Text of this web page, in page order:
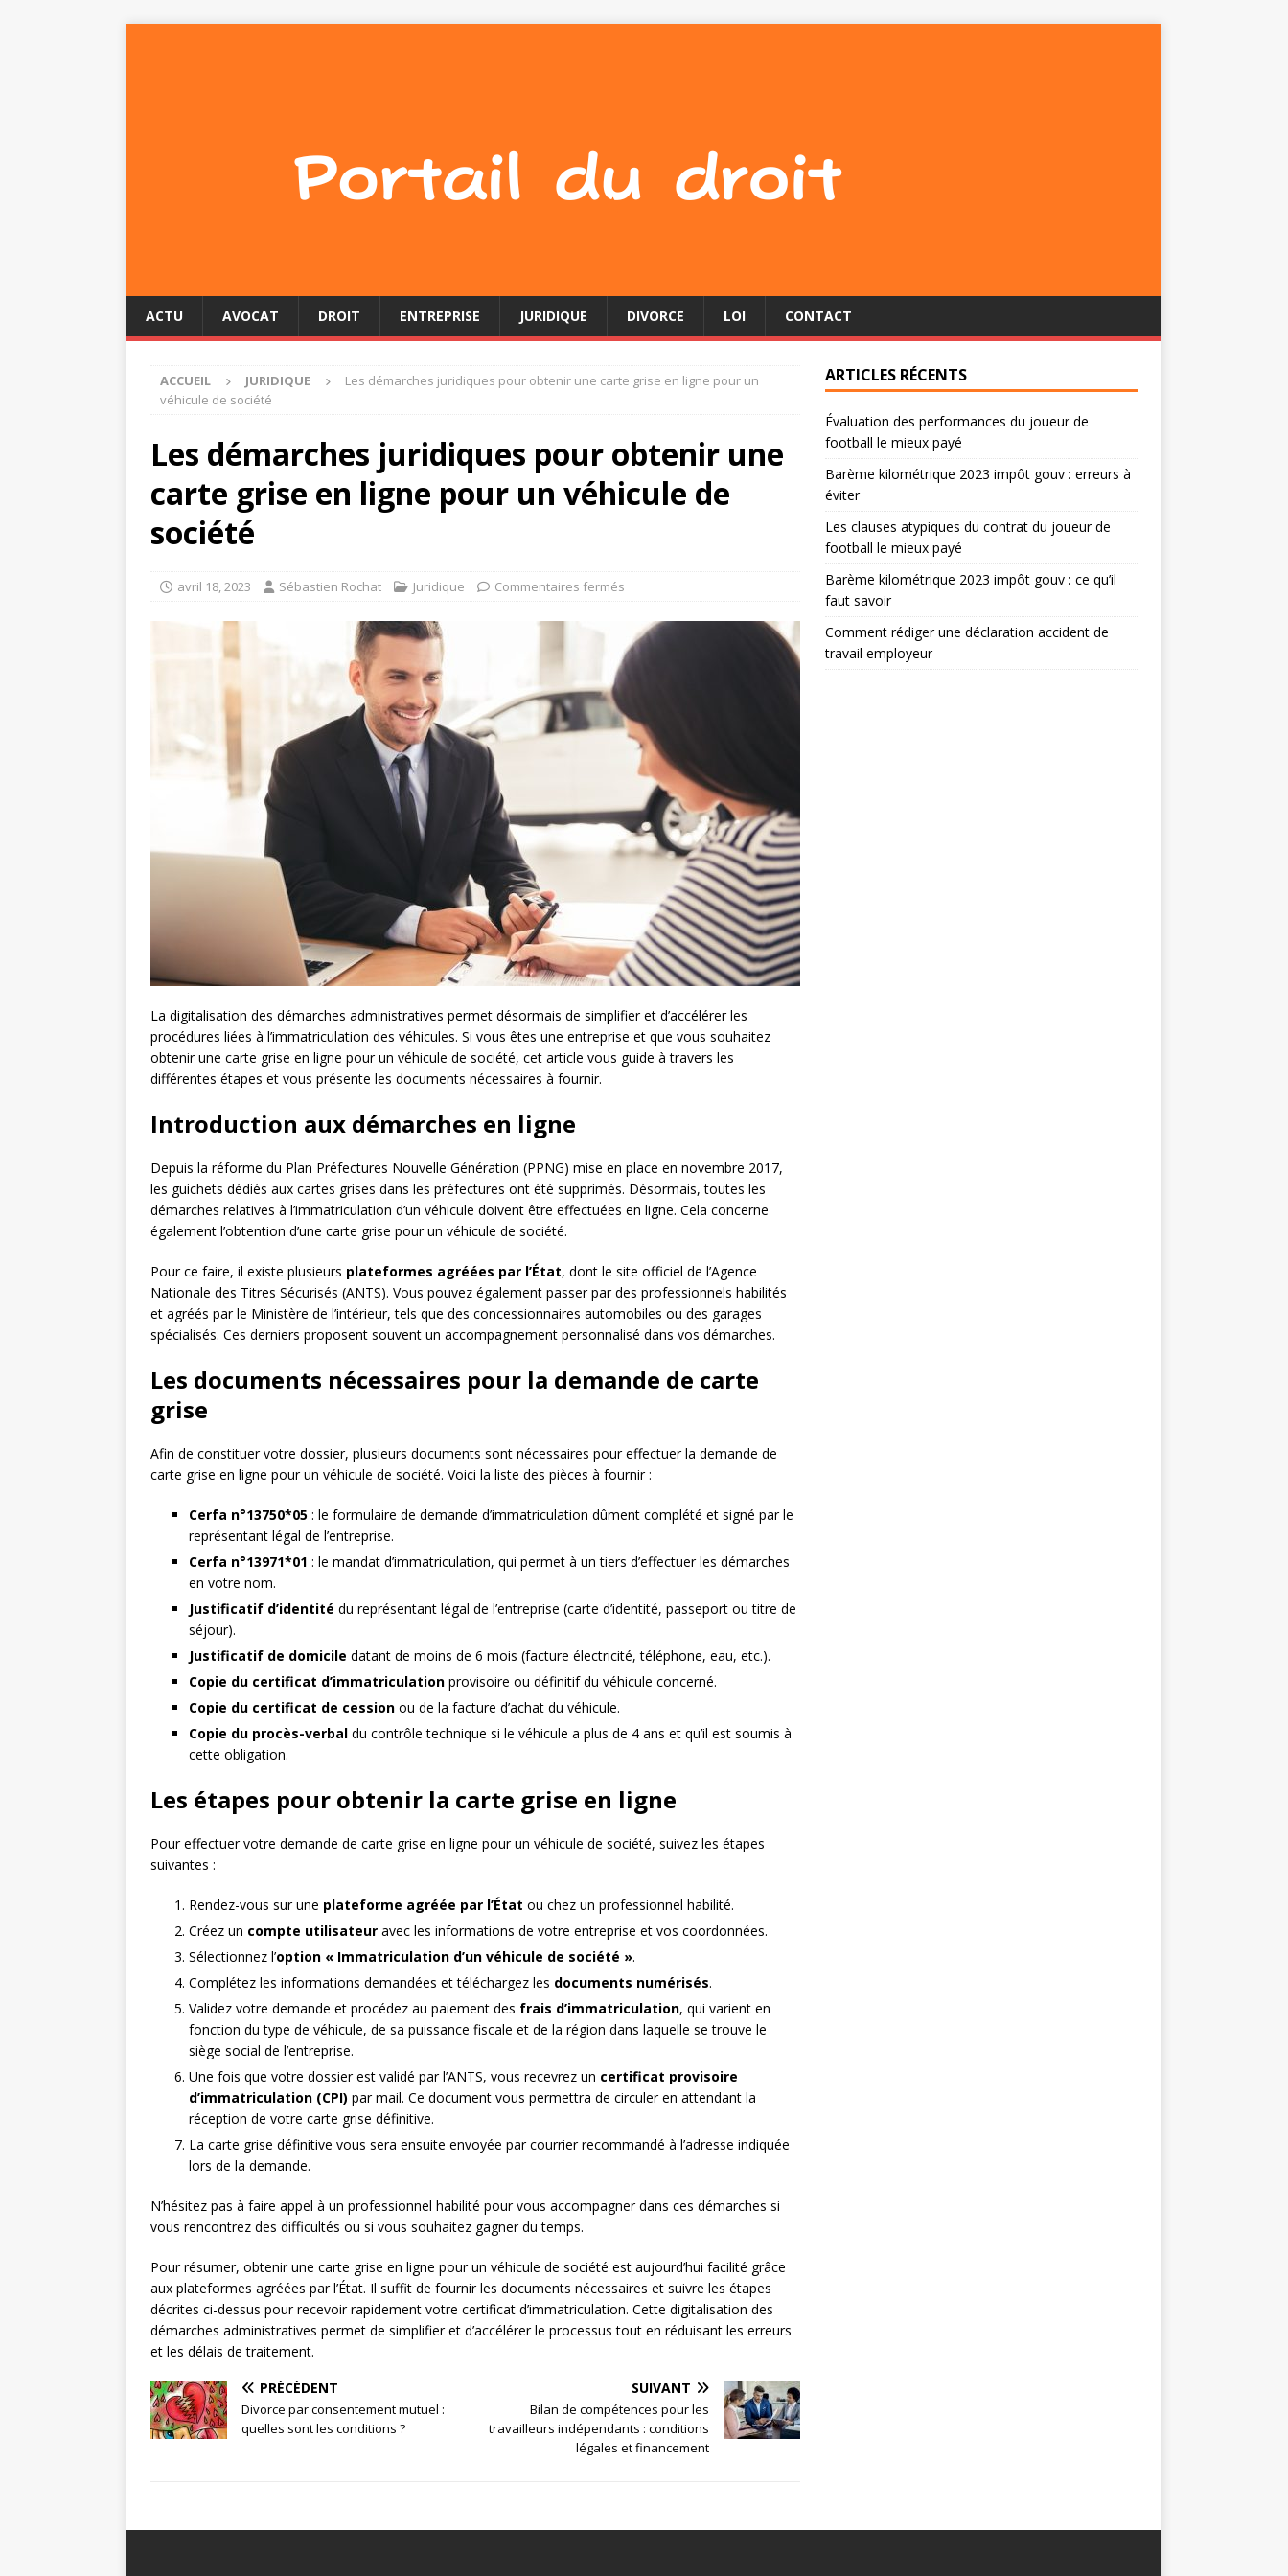
ACTU AVOCAT DROIT ENTREPRISE JURIDIQUE DIVORCE LOI CONTACT
ACCUEIL JURIDIQUE
Les démarches juridiques pour obtenir une carte grise en ligne pour un
véhicule de société
Les démarches juridiques pour obtenir une
carte grise en ligne pour un véhicule de
société
avril 18, 2023 Sébastien Rochat Juridique Commentaires fermés
La digitalisation des démarches administratives permet désormais de simplifier et d’accélérer les
procédures liées à l’immatriculation des véhicules. Si vous êtes une entreprise et que vous souhaitez
obtenir une carte grise en ligne pour un véhicule de société, cet article vous guide à travers les
différentes étapes et vous présente les documents nécessaires à fournir.
Introduction aux démarches en ligne
Depuis la réforme du Plan Préfectures Nouvelle Génération (PPNG) mise en place en novembre 2017,
les guichets dédiés aux cartes grises dans les préfectures ont été supprimés. Désormais, toutes les
démarches relatives à l’immatriculation d’un véhicule doivent être effectuées en ligne. Cela concerne
également l’obtention d’une carte grise pour un véhicule de société.
Pour ce faire, il existe plusieurs plateformes agréées par l’État, dont le site officiel de l’Agence
Nationale des Titres Sécurisés (ANTS). Vous pouvez également passer par des professionnels habilités
et agréés par le Ministère de l’intérieur, tels que des concessionnaires automobiles ou des garages
spécialisés. Ces derniers proposent souvent un accompagnement personnalisé dans vos démarches.
Les documents nécessaires pour la demande de carte
grise
Afin de constituer votre dossier, plusieurs documents sont nécessaires pour effectuer la demande de
carte grise en ligne pour un véhicule de société. Voici la liste des pièces à fournir :
Cerfa n°13750*05 : le formulaire de demande d’immatriculation dûment complété et signé par le
représentant légal de l’entreprise.
Cerfa n°13971*01 : le mandat d’immatriculation, qui permet à un tiers d’effectuer les démarches
en votre nom.
Justificatif d’identité du représentant légal de l’entreprise (carte d’identité, passeport ou titre de
séjour).
Justificatif de domicile datant de moins de 6 mois (facture électricité, téléphone, eau, etc.).
Copie du certificat d’immatriculation provisoire ou définitif du véhicule concerné.
Copie du certificat de cession ou de la facture d’achat du véhicule.
Copie du procès-verbal du contrôle technique si le véhicule a plus de 4 ans et qu’il est soumis à
cette obligation.
Les étapes pour obtenir la carte grise en ligne
Pour effectuer votre demande de carte grise en ligne pour un véhicule de société, suivez les étapes
suivantes :
Rendez-vous sur une plateforme agréée par l’État ou chez un professionnel habilité.
Créez un compte utilisateur avec les informations de votre entreprise et vos coordonnées.
Sélectionnez l’option « Immatriculation d’un véhicule de société ».
Complétez les informations demandées et téléchargez les documents numérisés.
Validez votre demande et procédez au paiement des frais d’immatriculation, qui varient en
fonction du type de véhicule, de sa puissance fiscale et de la région dans laquelle se trouve le
siège social de l’entreprise.
Une fois que votre dossier est validé par l’ANTS, vous recevrez un certificat provisoire
d’immatriculation (CPI) par mail. Ce document vous permettra de circuler en attendant la
réception de votre carte grise définitive.
La carte grise définitive vous sera ensuite envoyée par courrier recommandé à l’adresse indiquée
lors de la demande.
N’hésitez pas à faire appel à un professionnel habilité pour vous accompagner dans ces démarches si
vous rencontrez des difficultés ou si vous souhaitez gagner du temps.
Pour résumer, obtenir une carte grise en ligne pour un véhicule de société est aujourd’hui facilité grâce
aux plateformes agréées par l’État. Il suffit de fournir les documents nécessaires et suivre les étapes
décrites ci-dessus pour recevoir rapidement votre certificat d’immatriculation. Cette digitalisation des
démarches administratives permet de simplifier et d’accélérer le processus tout en réduisant les erreurs
et les délais de traitement.
PRÉCÉDENT
Divorce par consentement mutuel :
quelles sont les conditions ?
SUIVANT
Bilan de compétences pour les
travailleurs indépendants : conditions
légales et financement
ARTICLES RÉCENTS
Évaluation des performances du joueur de
football le mieux payé
Barème kilométrique 2023 impôt gouv : erreurs à
éviter
Les clauses atypiques du contrat du joueur de
football le mieux payé
Barème kilométrique 2023 impôt gouv : ce qu’il
faut savoir
Comment rédiger une déclaration accident de
travail employeur